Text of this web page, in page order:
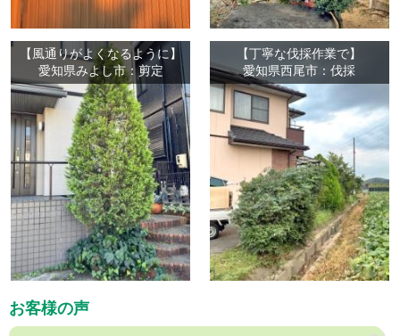
【風通りがよくなるように】
愛知県みよし市：剪定
【丁寧な伐採作業で】
愛知県西尾市：伐採
お客様の声